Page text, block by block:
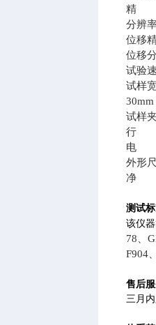
精
分辨
位移
位移
试验
试样
试样
行
电
外形
净
测试
该仪器
78、
F904
售后
三月